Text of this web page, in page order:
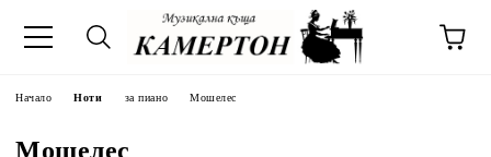
Начало Ноти за пиано Мошелес
Мошелес